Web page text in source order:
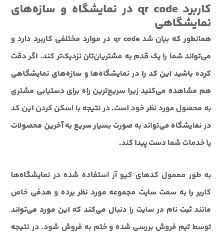
کاربرد qr code در نمایشگاه و سازه‌های
نمایشگاهی
همانطور که بیان شد qr code در موارد مختلفی کاربرد دارد و
می‌تواند شما را یک قدم به مشتریان‌تان نزدیک‌تر کند. اگر دقت
کرده باشید این کد را در نمایشگاه‌ها و سازه‌های نمایشگاهی
هم مشاهده می‌کنید زیرا سریع‌ترین راه برای دستیابی مشتری
به محصول مورد نظر خود است. در نتیجه با اسکن کردن این کد
در نمایشگاه می‌تواند به صورت بسیار سریع به آخرین محصولات
یا خدمات شما دست پیدا کند.
به طور معمول کدهای کیو آر استفاده شده در نمایشگاه‌ها
کاربر را به سمت سایت مجموعه مورد نظر برده و هدفی خاص
مانند ثبت نام در سایت را دنبال می‌کند که این مورد می‌تواند
توسط تیم فروش بررسی شده و ختم به فروش شود. در نتیجه